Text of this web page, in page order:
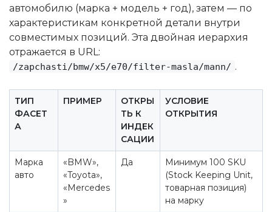
автомобилю (марка + модель + год), затем — по
характеристикам конкретной детали внутри
совместимых позиций. Эта двойная иерархия
отражается в URL:
/zapchasti/bmw/x5/e70/filter-masla/mann/ .
ТИП
ФАСЕТ
А
ПРИМЕР
ОТКРЫ
ТЬ К
ИНДЕК
САЦИИ
УСЛОВИЕ
ОТКРЫТИЯ
Марка
авто
«BMW»,
«Toyota»,
«Mercedes
»
Да
Минимум 100 SKU
(Stock Keeping Unit,
товарная позиция)
на марку